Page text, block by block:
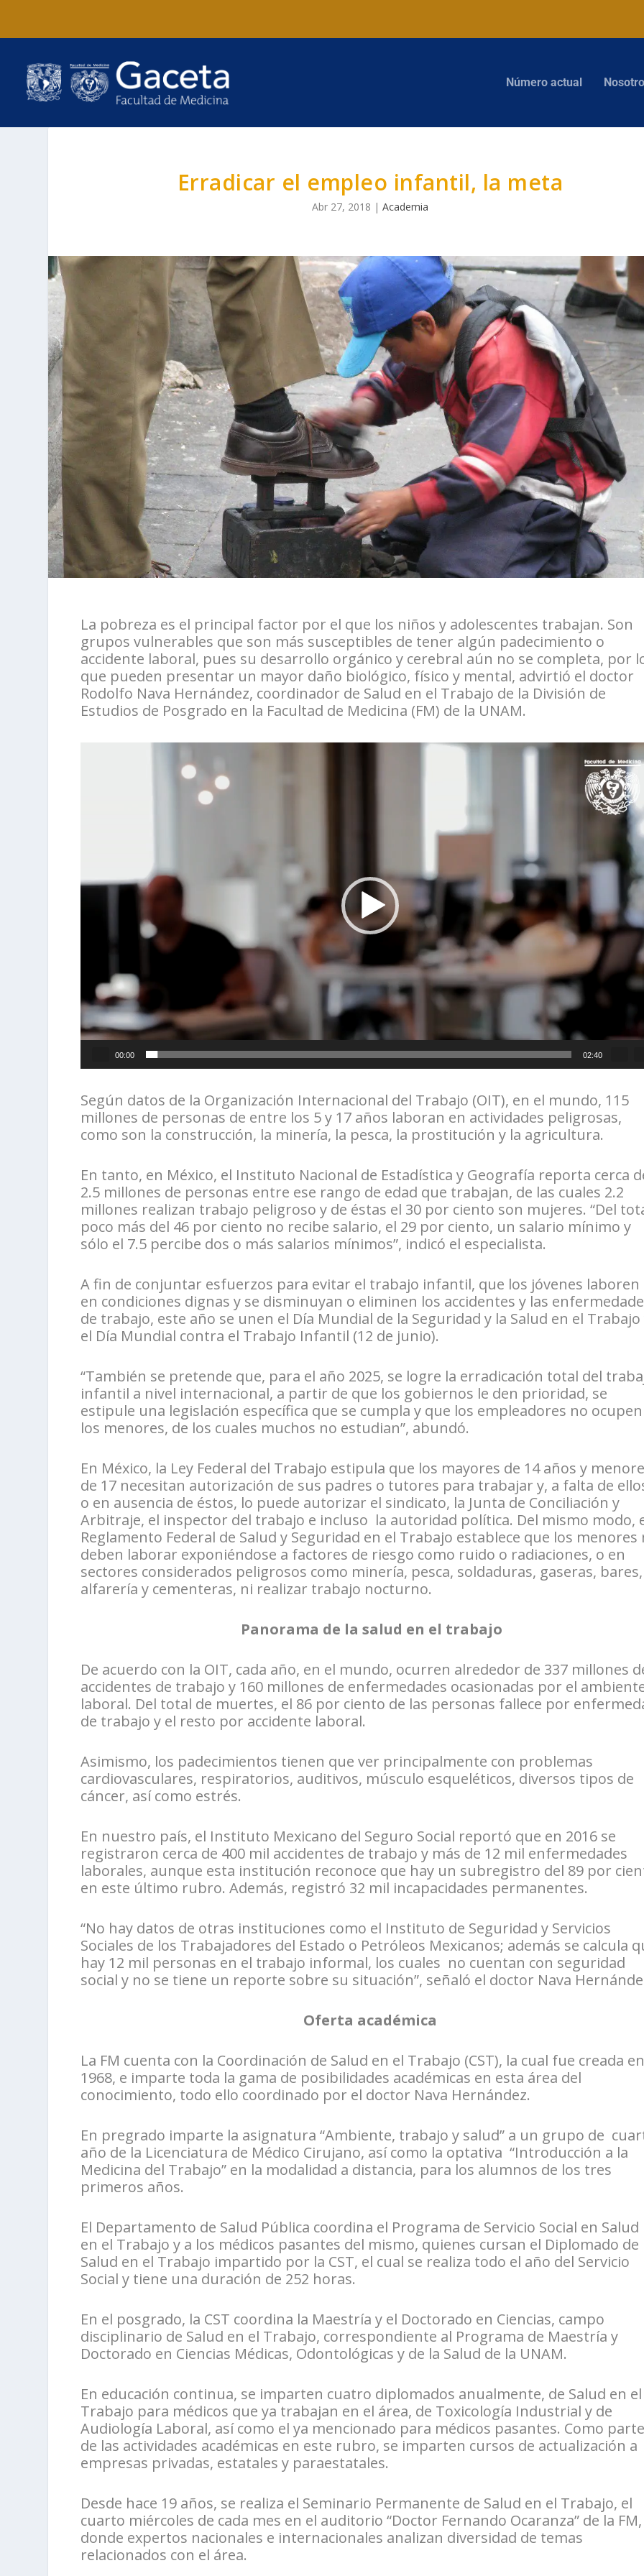
Número actual
Erradicar el empleo infantil, la meta
Abr 27, 2018 | Academia
La pobreza es el principal factor por el que los niños y adolescentes trabajan. Son
grupos vulnerables que son más susceptibles de tener algún padecimiento o
accidente laboral, pues su desarrollo orgánico y cerebral aún no se completa, por
que pueden presentar un mayor daño biológico, físico y mental, advirtió el doctor
Rodolfo Nava Hernández, coordinador de Salud en el Trabajo de la División de
Estudios de Posgrado en la Facultad de Medicina (FM) de la UNAM.
00:00 02:40
Según datos de la Organización Internacional del Trabajo (OIT), en el mundo, 115
millones de personas de entre los 5 y 17 años laboran en actividades peligrosas,
como son la construcción, la minería, la pesca, la prostitución y la agricultura.
En tanto, en México, el Instituto Nacional de Estadística y Geografía reporta cerca
2.5 millones de personas entre ese rango de edad que trabajan, de las cuales 2.2
millones realizan trabajo peligroso y de éstas el 30 por ciento son mujeres. “Del
poco más del 46 por ciento no recibe salario, el 29 por ciento, un salario mínimo y
sólo el 7.5 percibe dos o más salarios mínimos”, indicó el especialista.
A fin de conjuntar esfuerzos para evitar el trabajo infantil, que los jóvenes laboren
en condiciones dignas y se disminuyan o eliminen los accidentes y las
de trabajo, este año se unen el Día Mundial de la Seguridad y la Salud en el Trabajo
el Día Mundial contra el Trabajo Infantil (12 de junio).
“También se pretende que, para el año 2025, se logre la erradicación total del
infantil a nivel internacional, a partir de que los gobiernos le den prioridad, se
estipule una legislación específica que se cumpla y que los empleadores no
los menores, de los cuales muchos no estudian”, abundó.
En México, la Ley Federal del Trabajo estipula que los mayores de 14 años y
de 17 necesitan autorización de sus padres o tutores para trabajar y, a falta de
o en ausencia de éstos, lo puede autorizar el sindicato, la Junta de Conciliación y
Arbitraje, el inspector del trabajo e incluso la autoridad política. Del mismo modo,
Reglamento Federal de Salud y Seguridad en el Trabajo establece que los menores
deben laborar exponiéndose a factores de riesgo como ruido o radiaciones, o en
sectores considerados peligrosos como minería, pesca, soldaduras, gaseras, bares,
alfarería y cementeras, ni realizar trabajo nocturno.
Panorama de la salud en el trabajo
De acuerdo con la OIT, cada año, en el mundo, ocurren alrededor de 337 millones
accidentes de trabajo y 160 millones de enfermedades ocasionadas por el
laboral. Del total de muertes, el 86 por ciento de las personas fallece por
de trabajo y el resto por accidente laboral.
Asimismo, los padecimientos tienen que ver principalmente con problemas
cardiovasculares, respiratorios, auditivos, músculo esqueléticos, diversos tipos de
cáncer, así como estrés.
En nuestro país, el Instituto Mexicano del Seguro Social reportó que en 2016 se
registraron cerca de 400 mil accidentes de trabajo y más de 12 mil enfermedades
laborales, aunque esta institución reconoce que hay un subregistro del 89 por
en este último rubro. Además, registró 32 mil incapacidades permanentes.
“No hay datos de otras instituciones como el Instituto de Seguridad y Servicios
Sociales de los Trabajadores del Estado o Petróleos Mexicanos; además se calcula
hay 12 mil personas en el trabajo informal, los cuales no cuentan con seguridad
social y no se tiene un reporte sobre su situación”, señaló el doctor Nava
Oferta académica
La FM cuenta con la Coordinación de Salud en el Trabajo (CST), la cual fue creada en
1968, e imparte toda la gama de posibilidades académicas en esta área del
conocimiento, todo ello coordinado por el doctor Nava Hernández.
En pregrado imparte la asignatura “Ambiente, trabajo y salud” a un grupo de
año de la Licenciatura de Médico Cirujano, así como la optativa “Introducción a la
Medicina del Trabajo” en la modalidad a distancia, para los alumnos de los tres
primeros años.
El Departamento de Salud Pública coordina el Programa de Servicio Social en Salud
en el Trabajo y a los médicos pasantes del mismo, quienes cursan el Diplomado de
Salud en el Trabajo impartido por la CST, el cual se realiza todo el año del Servicio
Social y tiene una duración de 252 horas.
En el posgrado, la CST coordina la Maestría y el Doctorado en Ciencias, campo
disciplinario de Salud en el Trabajo, correspondiente al Programa de Maestría y
Doctorado en Ciencias Médicas, Odontológicas y de la Salud de la UNAM.
En educación continua, se imparten cuatro diplomados anualmente, de Salud en el
Trabajo para médicos que ya trabajan en el área, de Toxicología Industrial y de
Audiología Laboral, así como el ya mencionado para médicos pasantes. Como parte
de las actividades académicas en este rubro, se imparten cursos de actualización a
empresas privadas, estatales y paraestatales.
Desde hace 19 años, se realiza el Seminario Permanente de Salud en el Trabajo, el
cuarto miércoles de cada mes en el auditorio “Doctor Fernando Ocaranza” de la FM,
donde expertos nacionales e internacionales analizan diversidad de temas
relacionados con el área.